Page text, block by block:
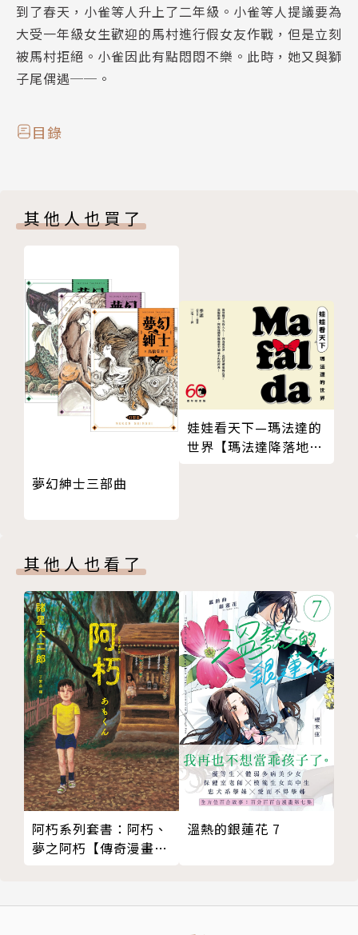
到了春天，小雀等人升上了二年級。小雀等人提議要為
大受一年級女生歡迎的馬村進行假女友作戰，但是立刻
被馬村拒絕。小雀因此有點悶悶不樂。此時，她又與獅
子尾偶遇──。
目錄
其他人也買了
夢幻紳士三部曲
娃娃看天下—瑪法達的
世界【瑪法達降落地球
其他人也看了
阿朽系列套書：阿朽、
夢之阿朽【傳奇漫畫大
溫熱的銀蓮花 7